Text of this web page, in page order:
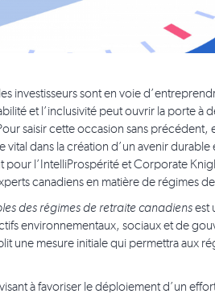
investisseurs sont en voie
et l’inclusivité peut ouvrir la porte à
saisir cette occasion sans
dans la création d’un avenir
pour l’IntelliProspérité et Corporate
canadiens en matière de régimes
des régimes de retraite canadiensest
environnementaux, sociaux et de
une mesure initiale qui permettra aux
à favoriser le déploiement d’un